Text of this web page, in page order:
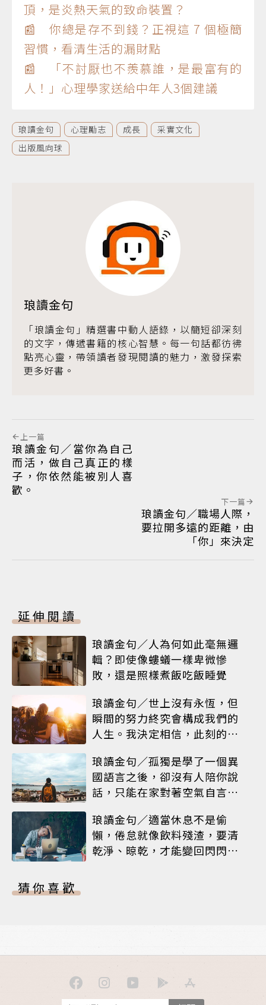
頂，是炎熱天氣的致命裝置？
📰 你總是存不到錢？正視這 7 個極簡
習慣，看清生活的漏財點
📰 「不討厭也不羨慕誰，是最富有的
人！」心理學家送給中年人3個建議
琅讀金句 心理勵志 成長
采實文化
出版風向球
琅讀金句
「琅讀金句」精選書中動人語錄，以簡短卻深刻
的文字，傳遞書籍的核心智慧。每一句話都彷彿
點亮心靈，帶領讀者發現閱讀的魅力，激發探索
更多好書。
上一篇
琅讀金句／當你為自己
而活，做自己真正的樣
子，你依然能被別人喜
歡。
下一篇
琅讀金句／職場人際，
要拉開多遠的距離，由
「你」來決定
延伸閱讀
琅讀金句／人為何如此毫無邏
輯？即使像螻蟻一樣卑微慘
敗，還是照樣煮飯吃飯睡覺
琅讀金句／世上沒有永恆，但
瞬間的努力終究會構成我們的
人生。我決定相信，此刻的閃
琅讀金句／孤獨是學了一個異
國語言之後，卻沒有人陪你說
話，只能在家對著空氣自言自
琅讀金句／適當休息不是偷
懶，倦怠就像飲料殘渣，要清
乾淨、晾乾，才能變回閃閃發
猜你喜歡